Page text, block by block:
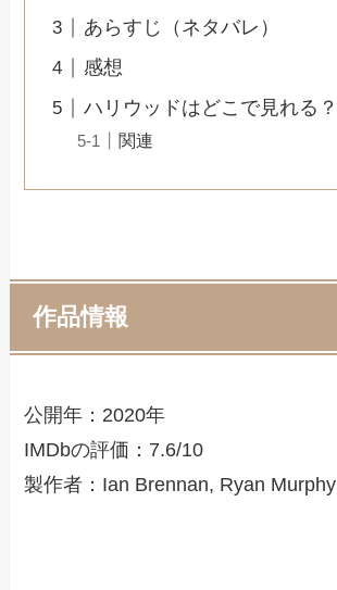
あらすじ（ネタバレ）
感想
ハリウッドはどこで見れる？
関連
作品情報
公開年：2020年
IMDbの評価：7.6/10
製作者：Ian Brennan, Ryan Murphy